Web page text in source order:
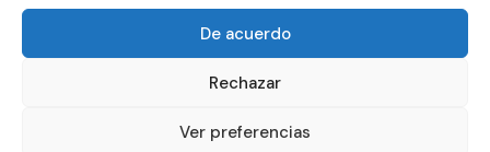
De acuerdo
Rechazar
Ver preferencias
Copyright - 2024 Fundación Colegio Oficial de Médicos Burgos
Política de Calidad